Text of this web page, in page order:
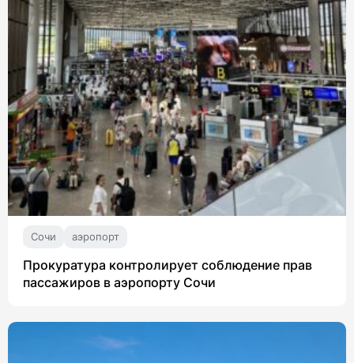
Сочи аэропорт
Прокуратура контролирует соблюдение прав
пассажиров в аэропорту Сочи